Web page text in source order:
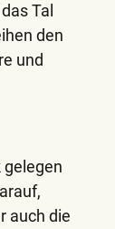
Tal
den
und
auch die